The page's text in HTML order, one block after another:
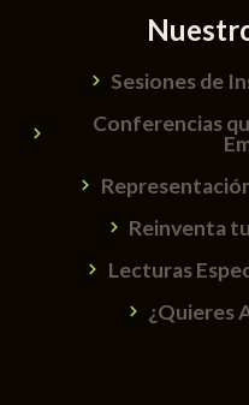
Sesiones de
Conferencias
Reinventa
Lecturas
¿Quieres